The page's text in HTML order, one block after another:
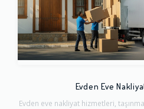
Evden Eve
Evden eve nakliyat hizmetleri,